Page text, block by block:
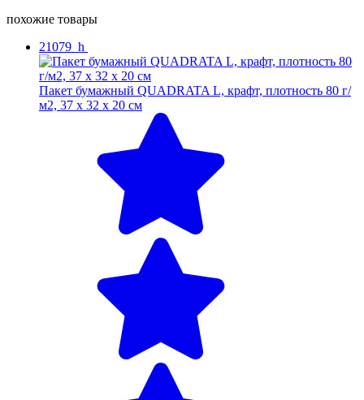
похожие товары
21079_h
Пакет бумажный QUADRATA L, крафт, плотность 80 г/
м2, 37 х 32 х 20 cм